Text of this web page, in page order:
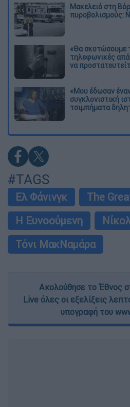
Μακελειό στη
πυροβολισμούς:
«Θα σκοτώσουμε
τηλεφωνικές
να
«Μου έδωσαν
συγκλονιστική
τσιμπήματα
#TAGS
Ελ Φάνινγκ
The
Η Ευνοούμενη
Τόνι ΜακΝαμάρα
Ακολούθησε το Έθνος
Live όλες οι εξελίξεις
υπογραφή του